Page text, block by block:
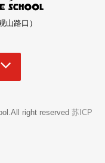
山路口）
right reserved 苏ICP